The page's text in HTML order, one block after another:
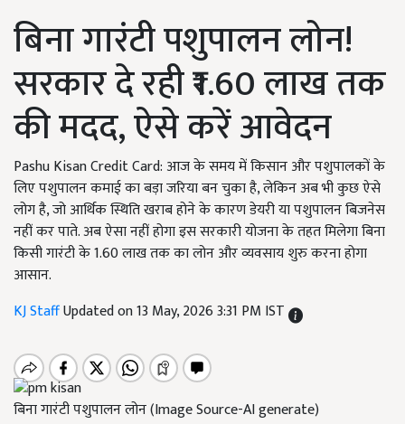
बिना गारंटी पशुपालन लोन!
सरकार दे रही ₹1.60 लाख तक
की मदद, ऐसे करें आवेदन
Pashu Kisan Credit Card: आज के समय में किसान और पशुपालकों के
लिए पशुपालन कमाई का बड़ा जरिया बन चुका है, लेकिन अब भी कुछ ऐसे
लोग है, जो आर्थिक स्थिति खराब होने के कारण डेयरी या पशुपालन बिजनेस
नहीं कर पाते. अब ऐसा नहीं होगा इस सरकारी योजना के तहत मिलेगा बिना
किसी गारंटी के 1.60 लाख तक का लोन और व्यवसाय शुरु करना होगा
आसान.
KJ StaffUpdated on 13 May, 2026 3:31 PM IST
बिना गारंटी पशुपालन लोन (Image Source-AI generate)